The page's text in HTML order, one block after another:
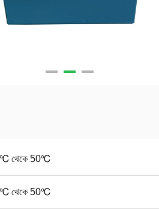
থেকে 50℃
থেকে 50℃